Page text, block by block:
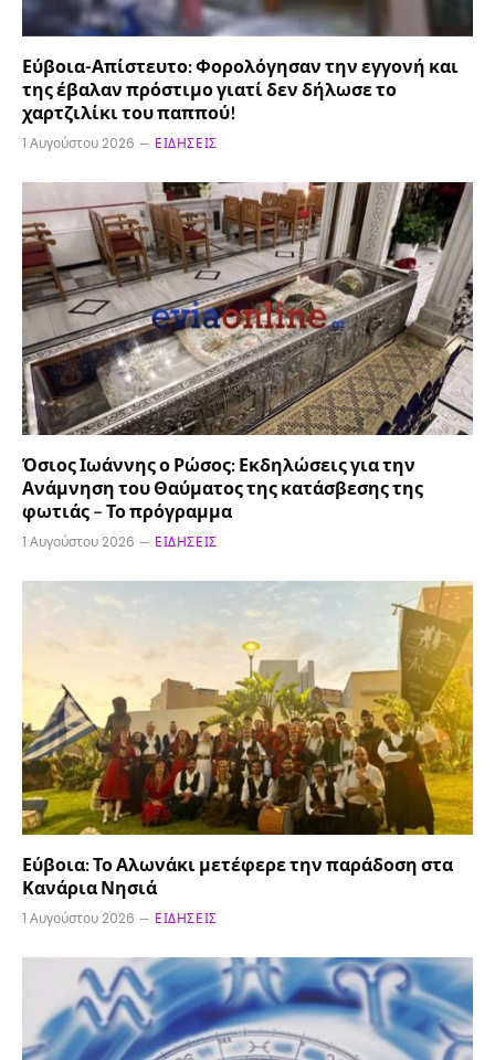
Εύβοια-Απίστευτο: Φορολόγησαν την εγγονή και
της έβαλαν πρόστιμο γιατί δεν δήλωσε το
χαρτζιλίκι του παππού!
1 Αυγούστου 2026 ΕΙΔΉΣΕΙΣ
Όσιος Ιωάννης ο Ρώσος: Εκδηλώσεις για την
Ανάμνηση του Θαύματος της κατάσβεσης της
φωτιάς – Το πρόγραμμα
1 Αυγούστου 2026 ΕΙΔΉΣΕΙΣ
Εύβοια: Το Αλωνάκι μετέφερε την παράδοση στα
Κανάρια Νησιά
1 Αυγούστου 2026 ΕΙΔΉΣΕΙΣ